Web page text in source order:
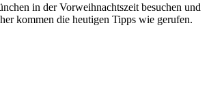
in der Vorweihnachtszeit besuchen und
kommen die heutigen Tipps wie gerufen.